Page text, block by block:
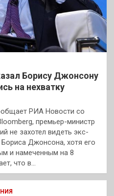
Борису Джонсону
на нехватку
РИА Новости со
премьер-министр
не захотел видеть экс-
Джонсона, хотя его
и намеченным на 8
что в…